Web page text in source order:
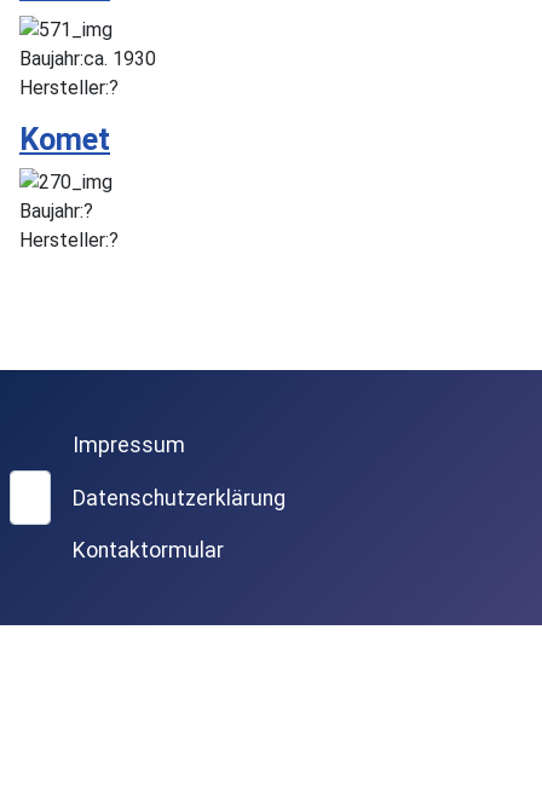
Baujahr:ca. 1930
Hersteller:?
Komet
Baujahr:?
Hersteller:?
Impressum
Datenschutzerklärung
Kontaktormular